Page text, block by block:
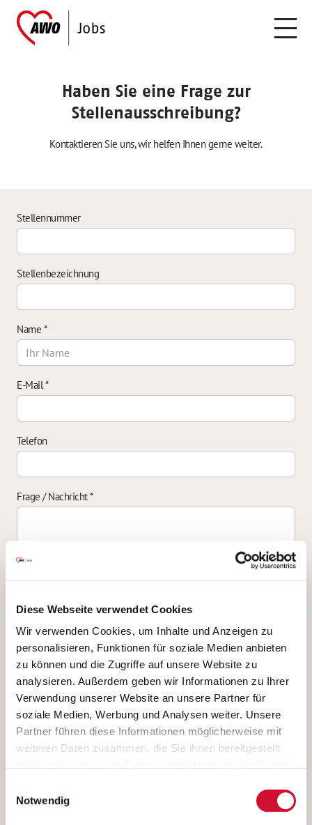
Diese Webseite verwendet Cookies
Wir verwenden Cookies, um Inhalte und Anzeigen zu
personalisieren, Funktionen für soziale Medien anbieten
zu können und die Zugriffe auf unsere Website zu
analysieren. Außerdem geben wir Informationen zu Ihrer
Verwendung unserer Website an unsere Partner für
soziale Medien, Werbung und Analysen weiter. Unsere
Partner führen diese Informationen möglicherweise mit
weiteren Daten zusammen, die Sie ihnen bereitgestellt
Wenn Sie auf „Cookies zulassen“ klicken, so stimmen
Sie der Speicherung sämtlicher Cookies zu. Sie können
Notwendig
Haben Sie eine Frage zur
Stellenausschreibung?
Kontaktieren Sie uns, wir helfen Ihnen gerne weiter.
Stellennummer
Stellenbezeichnung
Name *
E-Mail*
Telefon
Frage / Nachricht*
Ich bin damit einverstanden, dass meine personenbezogenen Daten
ausschließlich zum Zweck der Durchführung der Kontaktanfrage
verarbeitet, auf IT- Systemen der Garitz Bewirtschaftungsbetriebe
GmbH, Heinrich-von-Kleist-Straße 2, 97688 Bad Kissingen
(Betreiber) gespeichert und an die für das Stellenangebot
verantwortliche Stelle zur Kontaktaufnahme weitergegeben
werden.
Diese Einwilligungserklärung kann ich jederzeit gegenüber dem
Weitere Details können Sie der
entnehmen.